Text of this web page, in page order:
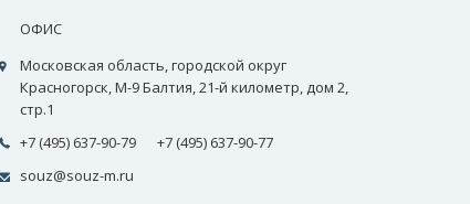
ОФИС
Московская область, городской округ
Красногорск, М-9 Балтия, 21-й километр, дом 2,
стр.1
+7 (495) 637-90-79
+7 (495) 637-90-77
souz@souz-m.ru